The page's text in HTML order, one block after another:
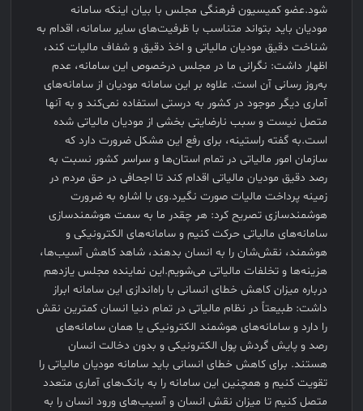
شود.عضو کمیسیون فرهنگی مجلس با بیان اینکه سامانه
مودیان باید بتواند متناسب با ظرفیت‌های سایر سامانه، اقدام به
شناخت دقیق مودیان مالیاتی و اخذ دقیق و شفاف مالیات کند،
اظهار داشت: نگرانی ما در مجلس درخصوص این سامانه، عدم
به‌روز رسانی آن است. علاوه بر این سامانه مودیان از سامانه‌های
آماری دیگر موجود در کشور به درستی استفاده نمی‌کند و به آنها
متصل نیست و سبب نارضایتی بخشی از مودیان مالیاتی شده
است.به گفته راستینه، برای رفع این مشکل ضرورت دارد که
سازمان امور مالیاتی در تمام استان‌ها و سراسر کشور نسبت به
رصد دقیق مودیان مالیاتی اقدام کند تا اجحافی در حق مردم در
زمینه پرداخت مالیات صورت نگیرد.وی با اشاره به ضرورت
هوشمندسازی تصریح کرد: هر چقدر ما به سمت هوشمندسازی
سامانه‌های مالیاتی حرکت کنیم و سامانه‌های الکترونیکی و
هوشمند، نقش‌شان را به انسان بدهند، شاهد کاهش آسیب‌ها،
هزینه‌ها و تخلفات مالیاتی می‌شویم.این نماینده مجلس یازدهم
درباره میزان کاهش خطای انسانی با راه‌اندازی این سامانه ابراز
داشت: طبیعتاً در نظام مالیاتی در تمام دنیا انسان کمترین نقش
را دارد و سامانه‌های هوشمند الکترونیکی یا همان سامانه‌های
رصد و پایش گردش پول الکترونیکی و بدون دخالت انسان
هستند. برای کاهش خطای انسانی باید سامانه مودیان مالیاتی را
تقویت کنیم و همچنین این سامانه را به بانک‌های آماری متعدد
متصل کنیم تا میزان نقش انسان و آسیب‌های ورود انسان را به